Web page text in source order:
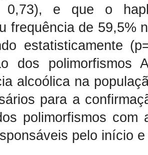
e que o
frequência de 59,5%
estatisticamente
dos
alcoólica na
para a
polimorfismos com
pelo início